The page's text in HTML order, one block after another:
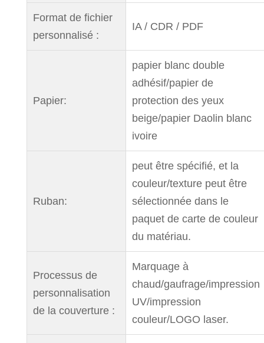
Format de fichier
personnalisé :
IA / CDR / PDF
Papier:
papier blanc double
adhésif/papier de
protection des yeux
beige/papier Daolin blanc
ivoire
Ruban:
peut être spécifié, et la
couleur/texture peut être
sélectionnée dans le
paquet de carte de couleur
du matériau.
Processus de
personnalisation
de la couverture :
Marquage à
chaud/gaufrage/impression
UV/impression
couleur/LOGO laser.